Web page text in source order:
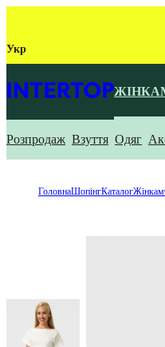
Укр
Розпродаж Взуття Одяг
ГоловнаШопінгКаталогЖінкам